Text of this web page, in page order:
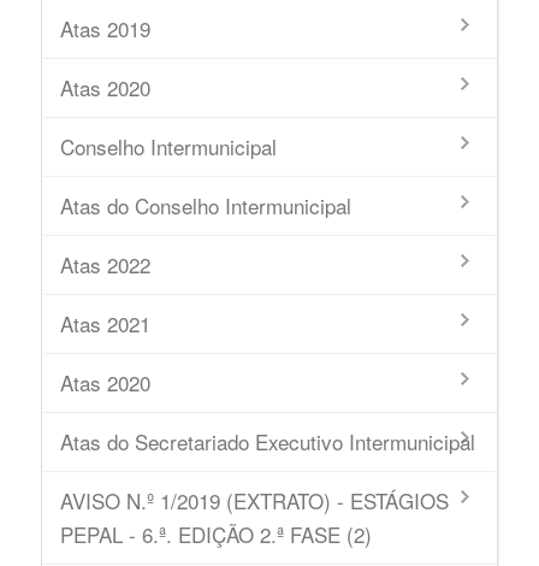
Atas 2019
Atas 2020
Conselho Intermunicipal
Atas do Conselho Intermunicipal
Atas 2022
Atas 2021
Atas 2020
Atas do Secretariado Executivo Intermunicipal
AVISO N.º 1/2019 (EXTRATO) - ESTÁGIOS
PEPAL - 6.ª. EDIÇÃO 2.ª FASE (2)